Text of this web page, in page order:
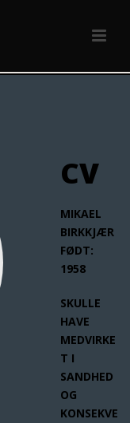
CV
MIKAEL
BIRKKJÆR
FØDT:
1958
SKULLE
HAVE
MEDVIRKE
T I
SANDHED
OG
KONSEKVE